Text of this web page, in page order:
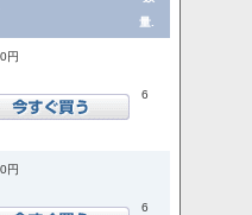
量.
円
6
円
6